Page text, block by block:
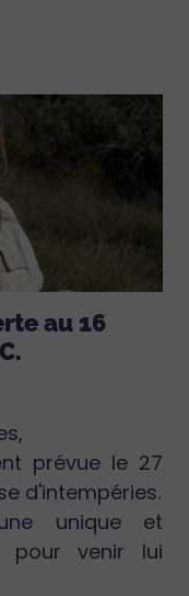
au 16
prévue le 27
d'intempéries.
unique et
pour venir lui